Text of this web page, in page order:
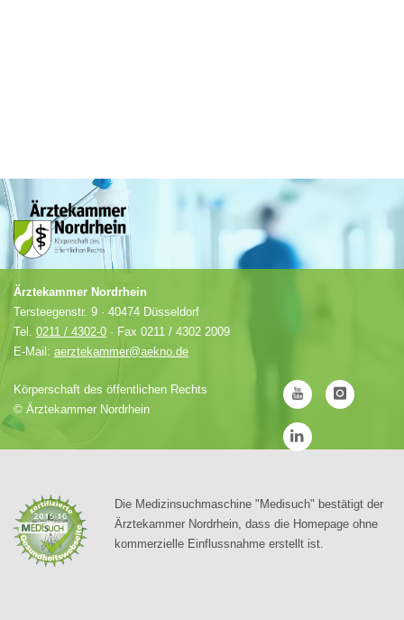
Ärztekammer Nordrhein
Tersteegenstr. 9 · 40474 Düsseldorf
Tel. 0211 / 4302-0 · Fax 0211 / 4302 2009
E-Mail: aerztekammer@aekno.de
Körperschaft des öffentlichen Rechts
© Ärztekammer Nordrhein
Die Medizinsuchmaschine "Medisuch" bestätigt der
Ärztekammer Nordrhein, dass die Homepage ohne
kommerzielle Einflussnahme erstellt ist.